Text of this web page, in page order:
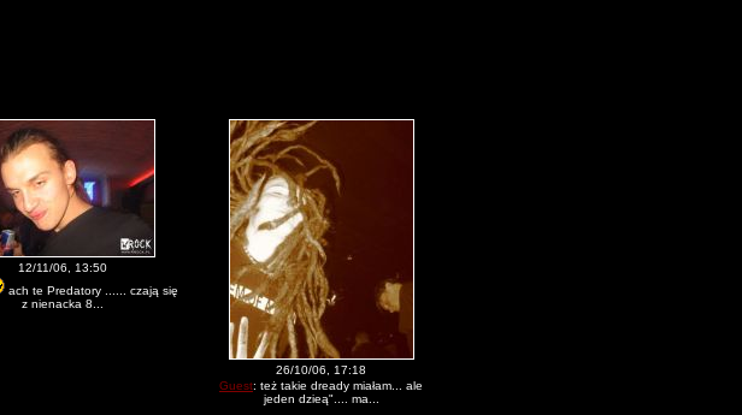
12/11/06, 13:50
ach te Predatory ...... czają się
z nienacka 8...
26/10/06, 17:18
Guest: też takie dready miałam... ale
jeden dzieą".... ma...